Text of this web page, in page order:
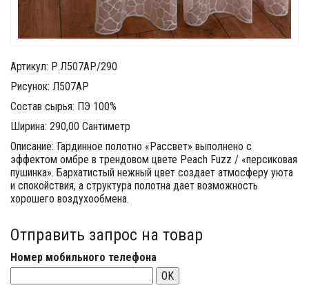
Артикул: Р.Л507АР/290
Рисунок: Л507АР
Состав сырья: ПЭ 100%
Ширина: 290,00 Сантиметр
Описание: Гардинное полотно «Рассвет» выполнено с
эффектом омбре в трендовом цвете Peach Fuzz / «персиковая
пушинка». Бархатистый нежный цвет создает атмосферу уюта
и спокойствия, а структура полотна дает возможность
хорошего воздухообмена.
Отправить запрос на товар
Номер мобильного телефона
OK